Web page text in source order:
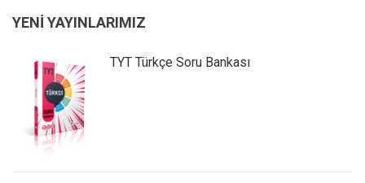
YENİ YAYINLARIMIZ
TYT Türkçe Soru Bankası